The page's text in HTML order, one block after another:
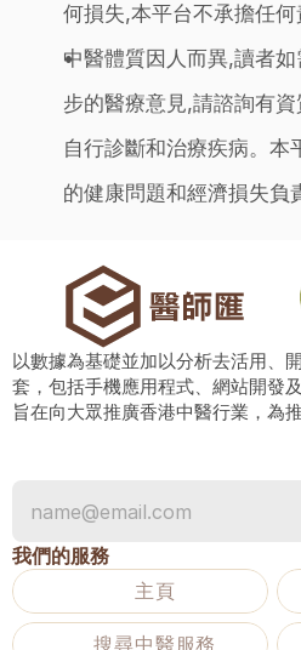
何損失,本平台不承擔任何
中醫體質因人而異,讀者
步的醫療意見,請諮詢有
自行診斷和治療疾病。本
的健康問題和經濟損失負
以數據為基礎並加以分析去活用、
套，包括手機應用程式、網站開發
旨在向大眾推廣香港中醫行業，為
我們的服務
主頁
搜尋中醫服務